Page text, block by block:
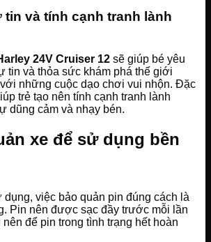
tin và tính cạnh tranh lành
24V Cruiser 12 sẽ giúp bé yêu
tin và thỏa sức khám phá thế giới
những cuộc dạo chơi vui nhộn. Đặc
trẻ tạo nên tính cạnh tranh lành
dũng cảm và nhạy bén.
xe để sử dụng bền
dụng, việc bảo quản pin đúng cách là
Pin nên được sạc đầy trước mỗi lần
để pin trong tình trạng hết hoàn